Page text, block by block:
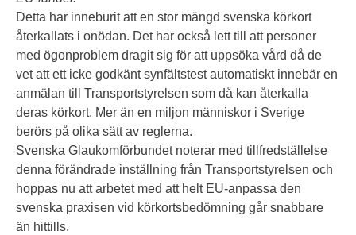
Detta har inneburit att en stor mängd svenska körkort
återkallats i onödan. Det har också lett till att personer
med ögonproblem dragit sig för att uppsöka vård då de
vet att ett icke godkänt synfältstest automatiskt innebär en
anmälan till Transportstyrelsen som då kan återkalla
deras körkort. Mer än en miljon människor i Sverige
berörs på olika sätt av reglerna.
Svenska Glaukomförbundet noterar med tillfredställelse
denna förändrade inställning från Transportstyrelsen och
hoppas nu att arbetet med att helt EU-anpassa den
svenska praxisen vid körkortsbedömning går snabbare
än hittills.